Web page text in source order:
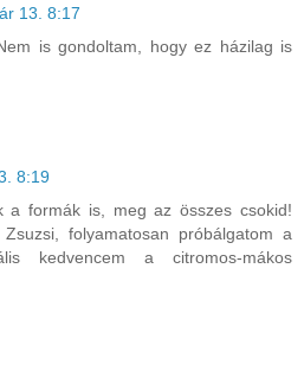
13. 8:17
is gondoltam, hogy ez házilag is
8:19
a formák is, meg az összes csokid!
folyamatosan próbálgatom a
kedvencem a citromos-mákos